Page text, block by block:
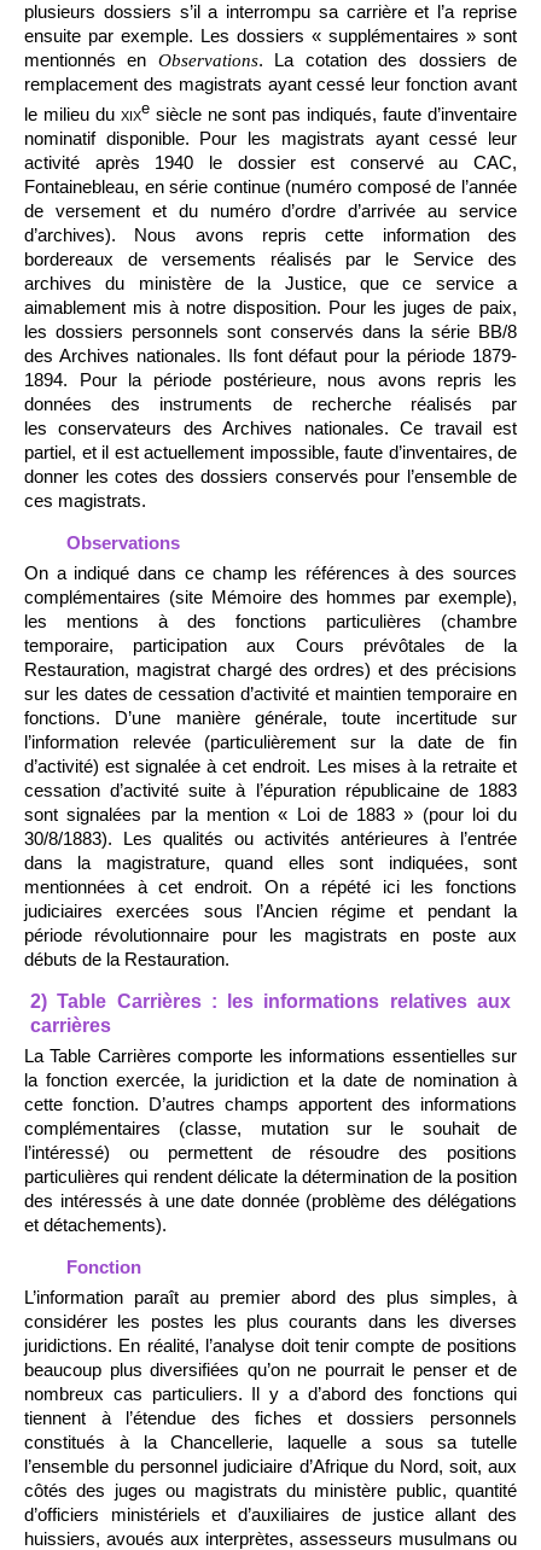
plusieurs dossiers s’il a interrompu sa carrière et l’a reprise
ensuite par exemple. Les dossiers « supplémentaires » sont
mentionnés en Observations. La cotation des dossiers de
remplacement des magistrats ayant cessé leur fonction avant
le milieu du xixesiècle ne sont pas indiqués, faute d’inventaire
nominatif disponible. Pour les magistrats ayant cessé leur
activité après 1940 le dossier est conservé au CAC,
Fontainebleau, en série continue (numéro composé de l’année
de versement et du numéro d’ordre d’arrivée au service
d’archives). Nous avons repris cette information des
bordereaux de versements réalisés par le Service des
archives du ministère de la Justice, que ce service a
aimablement mis à notre disposition. Pour les juges de paix,
les dossiers personnels sont conservés dans la série BB/8
des Archives nationales. Ils font défaut pour la période 1879-
1894. Pour la période postérieure, nous avons repris les
données des instruments de recherche réalisés par
les conservateurs des Archives nationales. Ce travail est
partiel, et il est actuellement impossible, faute d’inventaires, de
donner les cotes des dossiers conservés pour l’ensemble de
ces magistrats.
Observations
On a indiqué dans ce champ les références à des sources
complémentaires (site Mémoire des hommes par exemple),
les mentions à des fonctions particulières (chambre
temporaire, participation aux Cours prévôtales de la
Restauration, magistrat chargé des ordres) et des précisions
sur les dates de cessation d’activité et maintien temporaire en
fonctions. D’une manière générale, toute incertitude sur
l’information relevée (particulièrement sur la date de fin
d’activité) est signalée à cet endroit. Les mises à la retraite et
cessation d’activité suite à l’épuration républicaine de 1883
sont signalées par la mention « Loi de 1883 » (pour loi du
30/8/1883). Les qualités ou activités antérieures à l’entrée
dans la magistrature, quand elles sont indiquées, sont
mentionnées à cet endroit. On a répété ici les fonctions
judiciaires exercées sous l’Ancien régime et pendant la
période révolutionnaire pour les magistrats en poste aux
débuts de la Restauration.
2) Table Carrières : les informations relatives aux
carrières
La Table Carrières comporte les informations essentielles sur
la fonction exercée, la juridiction et la date de nomination à
cette fonction. D’autres champs apportent des informations
complémentaires (classe, mutation sur le souhait de
l’intéressé) ou permettent de résoudre des positions
particulières qui rendent délicate la détermination de la position
des intéressés à une date donnée (problème des délégations
et détachements).
Fonction
L’information paraît au premier abord des plus simples, à
considérer les postes les plus courants dans les diverses
juridictions. En réalité, l’analyse doit tenir compte de positions
beaucoup plus diversifiées qu’on ne pourrait le penser et de
nombreux cas particuliers. Il y a d’abord des fonctions qui
tiennent à l’étendue des fiches et dossiers personnels
constitués à la Chancellerie, laquelle a sous sa tutelle
l’ensemble du personnel judiciaire d’Afrique du Nord, soit, aux
côtés des juges ou magistrats du ministère public, quantité
d’officiers ministériels et d’auxiliaires de justice allant des
huissiers, avoués aux interprètes, assesseurs musulmans ou